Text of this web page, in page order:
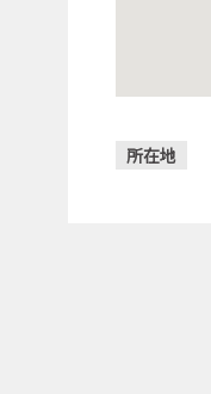
所在地